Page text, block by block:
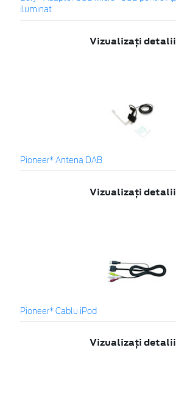
iluminat
Vizualizați detalii
Pioneer* Antena DAB
Vizualizați detalii
Pioneer* Cablu iPod
Vizualizați detalii